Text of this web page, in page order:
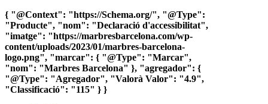
{ "@Context": "https://Schema.org/", "@Type":
"Producte", "nom": "Declaració d'accessibilitat",
"imatge": "https://marbresbarcelona.com/wp-
content/uploads/2023/01/marbres-barcelona-
logo.png", "marcar": { "@Type": "Marcar",
"nom": "Marbres Barcelona" }, "agregador": {
"@Type": "Agregador", "Valorà Valor": "4.9",
"Classificació": "115" } }